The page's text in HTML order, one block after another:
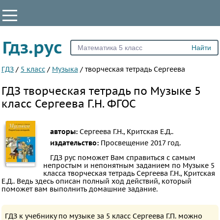
Все
1
3
4
5
6
7
ПРЕДМЕТЫ
Все
Математика
Гдз.рус
ГДЗ / 5 класс / Музыка / творческая тетрадь Сергеева
ГДЗ творческая тетрадь по Музыке 5
класс Сергеева Г.Н. ФГОС
авторы: Сергеева Г.Н., Критская Е.Д..
издательство: Просвещение2017 год.
ГДЗ рус поможет Вам справиться с самым
непростым и непонятным заданием по Музыке 5
класса творческая тетрадь Сергеева Г.Н., Критская
Е.Д.. Ведь здесь описан полный ход действий, который
поможет вам выполнить домашние задание.
ГДЗ к учебнику по музыке за 5 класс Сергеева Г.П. можно